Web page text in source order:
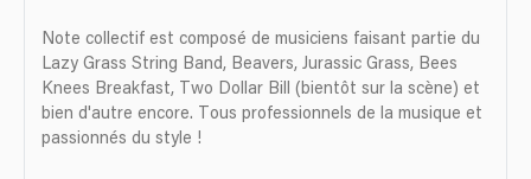
Note collectif est composé de musiciens faisant partie du
Lazy Grass String Band, Beavers, Jurassic Grass, Bees
Knees Breakfast, Two Dollar Bill (bientôt sur la scène) et
bien d'autre encore. Tous professionnels de la musique et
passionnés du style !